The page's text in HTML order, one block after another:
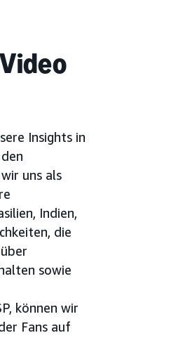
Insights in
uns als
Indien,
die
sowie
können wir
Fans auf